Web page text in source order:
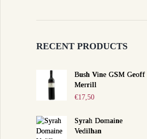
RECENT PRODUCTS
Bush Vine GSM Geoff
Merrill
€17,50
Syrah Domaine
Vedilhan